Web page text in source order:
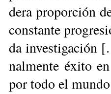
de­ra pro­por­ción
cons­tan­te
da in­ves­ti­ga­ción
nal­men­te éxi­to
por to­do el